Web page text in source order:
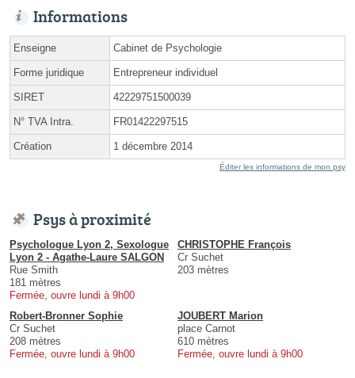
Informations
Enseigne Cabinet de Psychologie
Forme juridique Entrepreneur individuel
SIRET 42229751500039
N° TVA Intra. FR01422297515
Création 1 décembre 2014
Éditer les informations de mon psy
Psys à proximité
Psychologue Lyon 2, Sexologue
Lyon 2 - Agathe-Laure SALGON
Rue Smith
181 mètres
Fermée, ouvre lundi à 9h00
CHRISTOPHE François
Cr Suchet
203 mètres
Robert-Bronner Sophie
Cr Suchet
208 mètres
Fermée, ouvre lundi à 9h00
JOUBERT Marion
place Carnot
610 mètres
Fermée, ouvre lundi à 9h00